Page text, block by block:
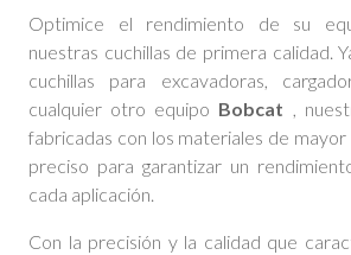
Optimice el rendimiento de su
nuestras cuchillas de primera calidad.
cuchillas para excavadoras,
cualquier otro equipo Bobcat ,
fabricadas con los materiales de mayor
preciso para garantizar un
cada aplicación.
Con la precisión y la calidad que